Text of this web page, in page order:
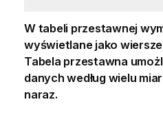
W tabeli przestawnej
wyświetlane jako
Tabela przestawna
danych według wielu
naraz.